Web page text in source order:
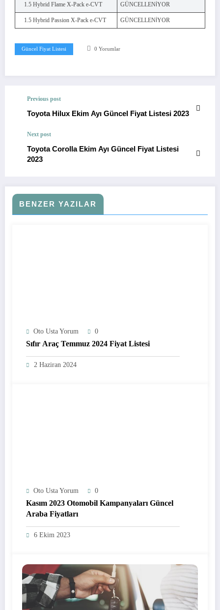
1.5 Hybrid Flame X-Pack e-CVT GÜNCELLENİYOR
1.5 Hybrid Passion X-Pack e-CVT GÜNCELLENİYOR
Güncel Fiyat Listesi 0 Yorumlar
Previous post
Toyota Hilux Ekim Ayı Güncel Fiyat Listesi 2023
Next post
Toyota Corolla Ekim Ayı Güncel Fiyat Listesi
2023
BENZER YAZILAR
Oto Usta Yorum 0
Sıfır Araç Temmuz 2024 Fiyat Listesi
2 Haziran 2024
Oto Usta Yorum 0
Kasım 2023 Otomobil Kampanyaları Güncel
Araba Fiyatları
6 Ekim 2023